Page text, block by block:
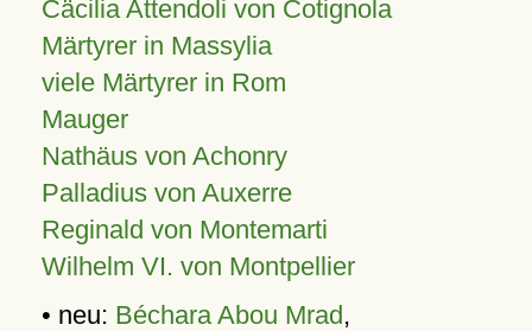
Cäcilia Attendoli von Cotignola
Märtyrer in Massylia
viele Märtyrer in Rom
Mauger
Nathäus von Achonry
Palladius von Auxerre
Reginald von Montemarti
Wilhelm VI. von Montpellier
• neu: Béchara Abou Mrad,